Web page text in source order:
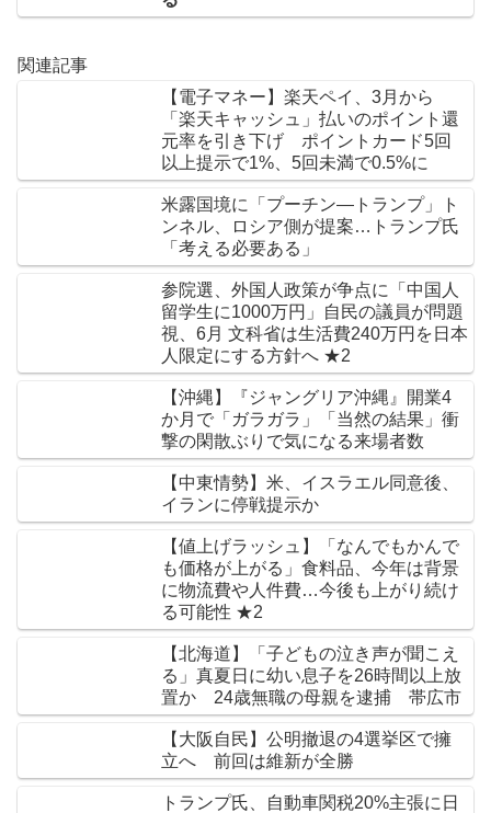
関連記事
【電子マネー】楽天ペイ、3月から
「楽天キャッシュ」払いのポイント還
元率を引き下げ ポイントカード5回
以上提示で1%、5回未満で0.5%に
米露国境に「プーチン―トランプ」ト
ンネル、ロシア側が提案…トランプ氏
「考える必要ある」
参院選、外国人政策が争点に「中国人
留学生に1000万円」自民の議員が問題
視、6月 文科省は生活費240万円を日本
人限定にする方針へ ★2
【沖縄】『ジャングリア沖縄』開業4
か月で「ガラガラ」「当然の結果」衝
撃の閑散ぶりで気になる来場者数
【中東情勢】米、イスラエル同意後、
イランに停戦提示か
【値上げラッシュ】「なんでもかんで
も価格が上がる」食料品、今年は背景
に物流費や人件費…今後も上がり続け
る可能性 ★2
【北海道】「子どもの泣き声が聞こえ
る」真夏日に幼い息子を26時間以上放
置か 24歳無職の母親を逮捕 帯広市
【大阪自民】公明撤退の4選挙区で擁
立へ 前回は維新が全勝
トランプ氏、自動車関税20%主張に日